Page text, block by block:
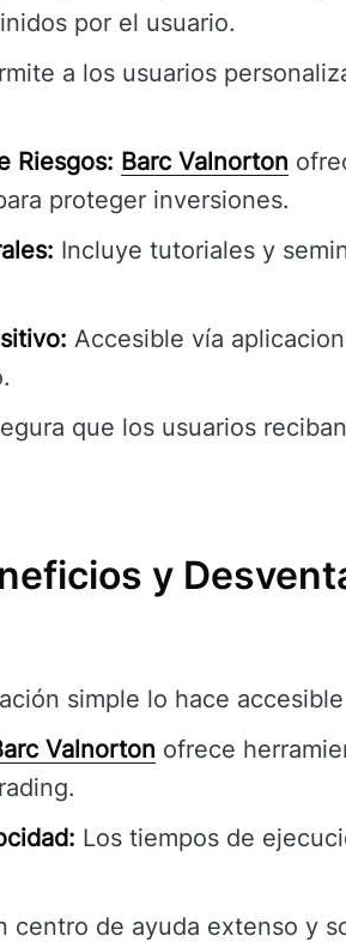
por el usuario.
a los usuarios
Riesgos: Barc Valnorton
proteger inversiones.
Incluye tutoriales y
Accesible vía
que los usuarios
y
simple lo hace
Valnorton ofrece
Los tiempos de
centro de ayuda extenso y